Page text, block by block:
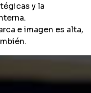
y la
e imagen es alta,